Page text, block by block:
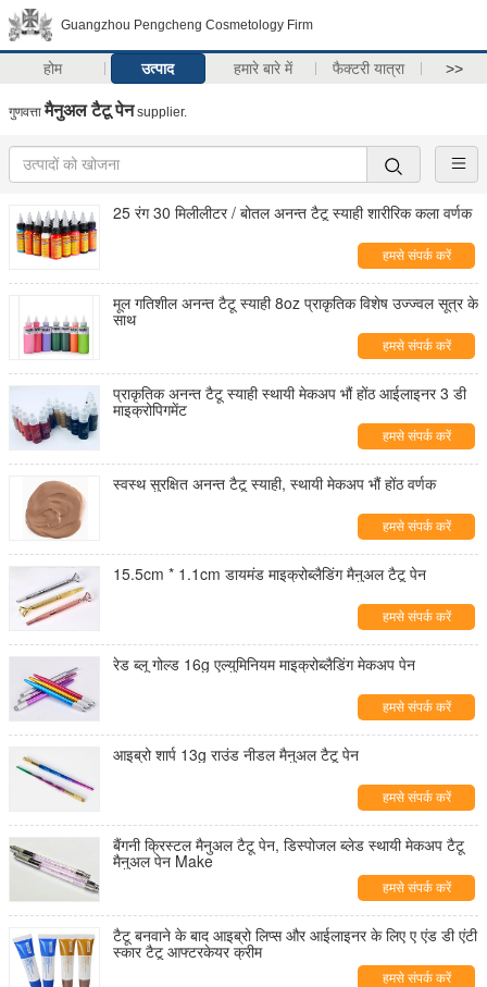
Guangzhou Pengcheng Cosmetology Firm
होम उत्पाद हमारे बारे में फैक्टरी यात्रा >>
गुणवत्ता मैनुअल टैटू पेनsupplier.
25 रंग 30 मिलीलीटर / बोतल अनन्त टैटू स्याही शारीरिक कला वर्णक
हमसे संपर्क करें
मूल गतिशील अनन्त टैटू स्याही 8oz प्राकृतिक विशेष उज्ज्वल सूत्र के
साथ
हमसे संपर्क करें
प्राकृतिक अनन्त टैटू स्याही स्थायी मेकअप भौं होंठ आईलाइनर 3 डी
माइक्रोपिगमेंट
हमसे संपर्क करें
स्वस्थ सुरक्षित अनन्त टैटू स्याही, स्थायी मेकअप भौं होंठ वर्णक
हमसे संपर्क करें
15.5cm * 1.1cm डायमंड माइक्रोब्लैडिंग मैनुअल टैटू पेन
हमसे संपर्क करें
रेड ब्लू गोल्ड 16g एल्युमिनियम माइक्रोब्लैडिंग मेकअप पेन
हमसे संपर्क करें
आइब्रो शार्प 13g राउंड नीडल मैनुअल टैटू पेन
हमसे संपर्क करें
बैंगनी क्रिस्टल मैनुअल टैटू पेन, डिस्पोजल ब्लेड स्थायी मेकअप टैटू
मैनुअल पेन Make
हमसे संपर्क करें
टैटू बनवाने के बाद आइब्रो लिप्स और आईलाइनर के लिए ए एंड डी एंटी
स्कार टैटू आफ्टरकेयर क्रीम
हमसे संपर्क करें